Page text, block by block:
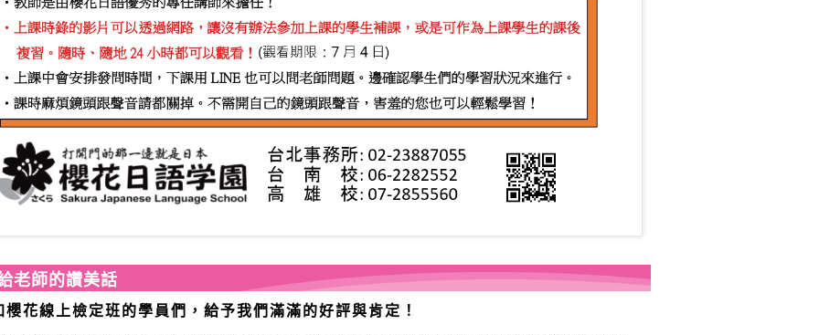
老師的讚美話
花線上檢定班的學員們，給予我們滿滿的好評與肯定！